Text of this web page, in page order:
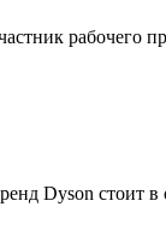
рабочего
Dyson стоит